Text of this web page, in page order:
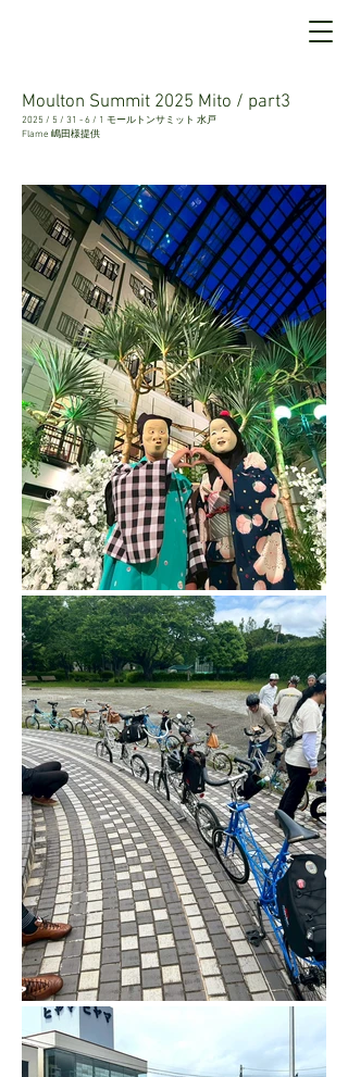
Moulton Summit 2025 Mito / part3
2025 / 5 / 31 - 6 / 1 モールトンサミット 水戸
Flame 嶋田様提供